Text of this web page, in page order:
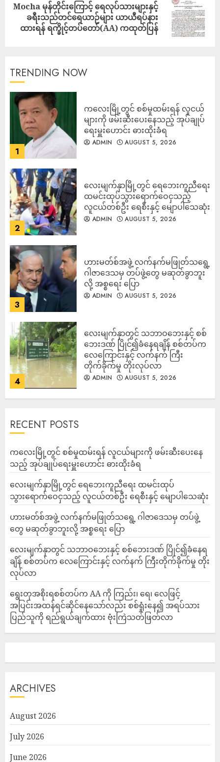
Mocha မုန်တိုင်းကြောင့် ရေလုပ်သားများနှင့်
ခရီးသည်တင်ရေယာဉ်များ ယာယီရပ်နား
ထားရန် ရက္ခိုင့်တပ်တော်(AA) ကထုတ်ပြန်
TRENDING NOW
1
ကလေးမြို့တွင် စစ်မှုထမ်းရန် လူငယ်
များကို ဖမ်းဆီးပေးနေသည့် အုပ်ချုပ်
ရေးမှူးဟောင်း ဓားထိုးခံရ
ADMIN AUGUST 5, 2026
2
လေးမျက်နှာမြို့တွင် ရေဘေးကူညီရေး
ထမင်းထုပ်သွားရောက်ဝေငှသည့်
လူငယ်တစ်ဦး ရေစီးနှင့် မျောပါသေဆုံး
ADMIN AUGUST 5, 2026
3
ဟားမတ်စ်အဖွဲ့ လက်နက်မဖြုတ်သရွေ့
ဂါဇာဒေသမှ တပ်ဖွဲ့တွေ မဆုတ်ခွာဘူး
လို့ အစ္စရေး ပြော
ADMIN AUGUST 5, 2026
4
‎လေးမျက်နှာတွင် သဘာဝဘေးနှင့် စစ်
ဘေးဒဏ် ပြိုင်၍ခံနေရချိန် စစ်တပ်က
လေကြောင်းနှင့် လက်နက် ကြီး
တိုက်ခိုက်မှု တိုးလုပ်လာ
ADMIN AUGUST 5, 2026
RECENT POSTS
ကလေးမြို့တွင် စစ်မှုထမ်းရန် လူငယ်များကို ဖမ်းဆီးပေးနေ
သည့် အုပ်ချုပ်ရေးမှူးဟောင်း ဓားထိုးခံရ
လေးမျက်နှာမြို့တွင် ရေဘေးကူညီရေး ထမင်းထုပ်
သွားရောက်ဝေငှသည့် လူငယ်တစ်ဦး ရေစီးနှင့် မျောပါသေဆုံး
ဟားမတ်စ်အဖွဲ့ လက်နက်မဖြုတ်သရွေ့ ဂါဇာဒေသမှ တပ်ဖွဲ့
တွေ မဆုတ်ခွာဘူးလို့ အစ္စရေး ပြော
‎လေးမျက်နှာတွင် သဘာဝဘေးနှင့် စစ်ဘေးဒဏ် ပြိုင်၍ခံနေရ
ချိန် စစ်တပ်က လေကြောင်းနှင့် လက်နက် ကြီးတိုက်ခိုက်မှု တိုး
လုပ်လာ
ရွေးတုအစိုးရစစ်တပ်က AA ကို ကြည်း၊ ရေ၊ လေဖြင့်
အပြင်းအထန်ရင်ဆိုင်နေသော်လည်း စစ်ရှုံးနေ၍ အရပ်သား
ပြည်သူကို ရည်ရွယ်ချက်ထား ဗုံးကြဲသတ်ဖြတ်လာ
ARCHIVES
August 2026
July 2026
June 2026